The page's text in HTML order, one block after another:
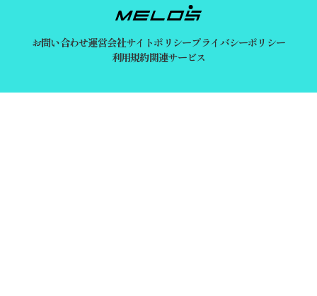
お問い合わせ運営会社サイトポリシープライバシーポリシー
利用規約関連サービス